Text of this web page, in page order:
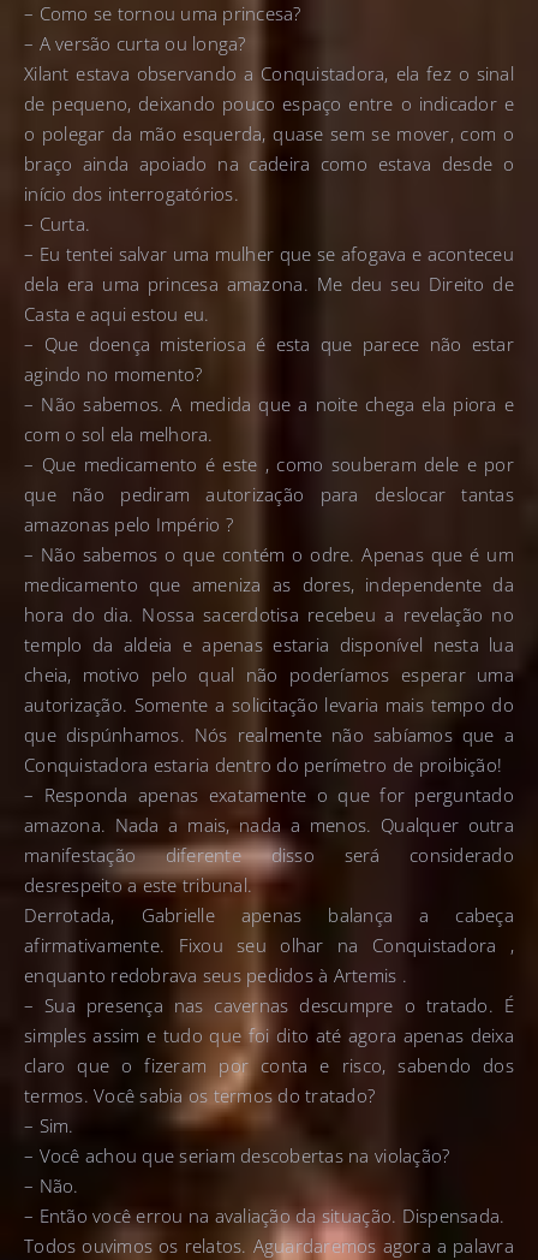
– Como se tornou uma princesa?
– A versão curta ou longa?
Xilant estava observando a Conquistadora, ela fez o sinal
de pequeno, deixando pouco espaço entre o indicador e
o polegar da mão esquerda, quase sem se mover, com o
braço ainda apoiado na cadeira como estava desde o
início dos interrogatórios.
– Curta.
– Eu tentei salvar uma mulher que se afogava e aconteceu
dela era uma princesa amazona. Me deu seu Direito de
Casta e aqui estou eu.
– Que doença misteriosa é esta que parece não estar
agindo no momento?
– Não sabemos. A medida que a noite chega ela piora e
com o sol ela melhora.
– Que medicamento é este , como souberam dele e por
que não pediram autorização para deslocar tantas
amazonas pelo Império ?
– Não sabemos o que contém o odre. Apenas que é um
medicamento que ameniza as dores, independente da
hora do dia. Nossa sacerdotisa recebeu a revelação no
templo da aldeia e apenas estaria disponível nesta lua
cheia, motivo pelo qual não poderíamos esperar uma
autorização. Somente a solicitação levaria mais tempo do
que dispúnhamos. Nós realmente não sabíamos que a
Conquistadora estaria dentro do perímetro de proibição!
– Responda apenas exatamente o que for perguntado
amazona. Nada a mais, nada a menos. Qualquer outra
manifestação diferente disso será considerado
desrespeito a este tribunal.
Derrotada, Gabrielle apenas balança a cabeça
afirmativamente. Fixou seu olhar na Conquistadora ,
enquanto redobrava seus pedidos à Artemis .
– Sua presença nas cavernas descumpre o tratado. É
simples assim e tudo que foi dito até agora apenas deixa
claro que o fizeram por conta e risco, sabendo dos
termos. Você sabia os termos do tratado?
– Sim.
– Você achou que seriam descobertas na violação?
– Não.
– Então você errou na avaliação da situação. Dispensada.
Todos ouvimos os relatos. Aguardaremos agora a palavra